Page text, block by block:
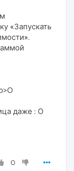
«Запускать
даже : О
0